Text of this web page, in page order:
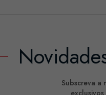
Subscreva a